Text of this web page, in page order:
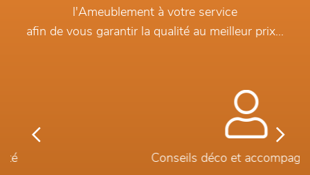
l'Ameublement à votre service
afin de vous garantir la qualité au meilleur prix...
Conseils déco et accompagnement